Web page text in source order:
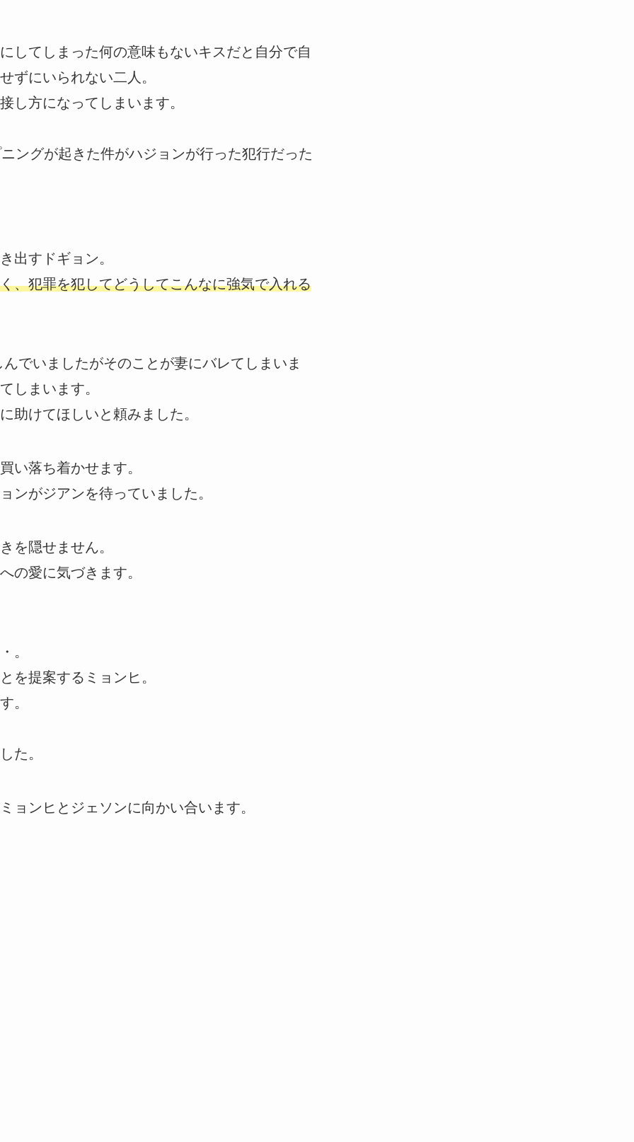
してしまった何の意味もないキスだと自分で自
ずにいられない二人。
し方になってしまいます。
ングが起きた件がハジョンが行った犯行だった
出すドギョン。
、犯罪を犯してどうしてこんなに強気で入れる
でいましたがそのことが妻にバレてしまいま
しまいます。
助けてほしいと頼みました。
い落ち着かせます。
ンがジアンを待っていました。
を隠せません。
の愛に気づきます。
。
を提案するミョンヒ。
。
た。
ョンヒとジェソンに向かい合います。